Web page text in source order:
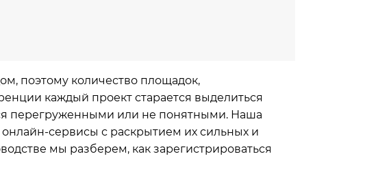
поэтому количество площадок,
каждый проект старается выделиться
перегруженными или не понятными. Наша
сервисы с раскрытием их сильных и
мы разберем, как зарегистрироваться